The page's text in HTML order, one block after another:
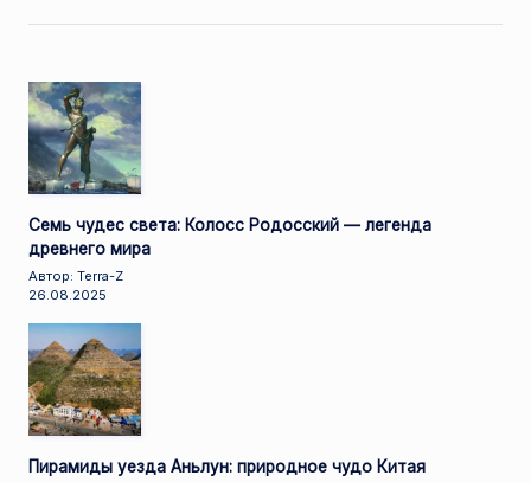
Семь чудес света: Колосс Родосский — легенда
древнего мира
Автор: Terra-Z
26.08.2025
Пирамиды уезда Аньлун: природное чудо Китая